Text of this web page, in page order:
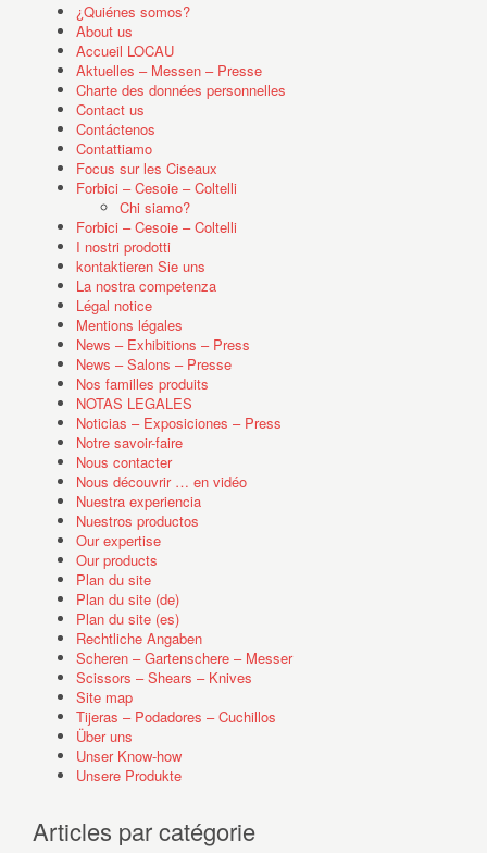
¿Quiénes somos?
About us
Accueil LOCAU
Aktuelles – Messen – Presse
Charte des données personnelles
Contact us
Contáctenos
Contattiamo
Focus sur les Ciseaux
Forbici – Cesoie – Coltelli
Chi siamo?
Forbici – Cesoie – Coltelli
I nostri prodotti
kontaktieren Sie uns
La nostra competenza
Légal notice
Mentions légales
News – Exhibitions – Press
News – Salons – Presse
Nos familles produits
NOTAS LEGALES
Noticias – Exposiciones – Press
Notre savoir-faire
Nous contacter
Nous découvrir … en vidéo
Nuestra experiencia
Nuestros productos
Our expertise
Our products
Plan du site
Plan du site (de)
Plan du site (es)
Rechtliche Angaben
Scheren – Gartenschere – Messer
Scissors – Shears – Knives
Site map
Tijeras – Podadores – Cuchillos
Über uns
Unser Know-how
Unsere Produkte
Articles par catégorie